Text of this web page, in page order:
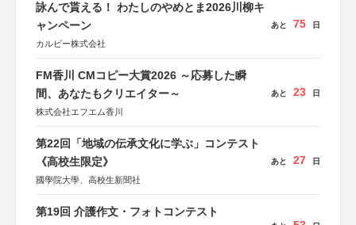
詠んで貰える！ わたしのやめとま2026川柳キ
ャンペーン
カルビー株式会社
あと 75 日
FM香川 CMコピー大賞2026 ～応募した瞬
間、あなたもクリエイター～
株式会社エフエム香川
あと 23 日
第22回「地域の伝承文化に学ぶ」コンテスト
《高校生限定》
國學院大學、高校生新聞社
あと 27 日
第19回 介護作文・フォトコンテスト